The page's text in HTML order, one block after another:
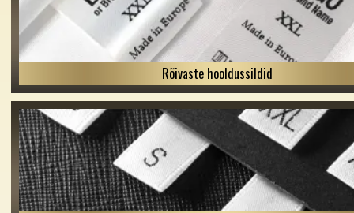
Rõivaste hooldussildid